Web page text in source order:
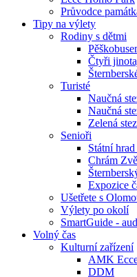
Průvodce
Tipy na výlety
Rodiny s dětmi
Čtyři
Turisté
Naučná
Naučná
Zelená
Senioři
Státní
Chrám
Expozice
Ušetřete s
Výlety po okolí
SmartGuide -
Volný čas
Kulturní zařízení
AMK
DDM